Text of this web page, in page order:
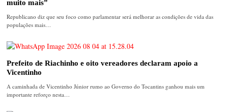
muito mais”
Republicano diz que seu foco como parlamentar será melhorar as condições de vida das
populações mais…
Prefeito de Riachinho e oito vereadores declaram apoio a
Vicentinho
A caminhada de Vicentinho Júnior rumo ao Governo do Tocantins ganhou mais um
importante reforço nesta…